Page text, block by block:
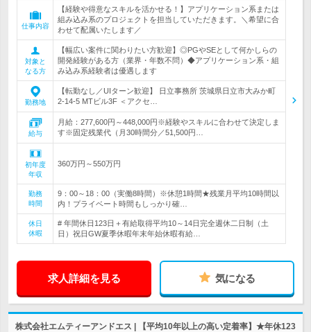
仕事内容
【経験や得意なスキルを活かせる！】アプリケーション系または
組み込み系のプロジェクトを担当していただきます。＼希望に合
わせて配属いたします／
対象と
なる方
【幅広い案件に関わりたい方歓迎】◎PGやSEとして何かしらの
開発経験がある方（業界・年数不問）◆アプリケーション系・組
み込み系経験者は優遇します
勤務地
【転勤なし／UIターン歓迎】 日立事務所 茨城県日立市大みか町
2-14-5 MTビル3F ＜アクセ…
給与
月給：277,600円～448,000円※経験やスキルに合わせて決定しま
す※固定残業代（月30時間分／51,500円…
初年度
年収
360万円～550万円
勤務
時間
9：00～18：00（実働8時間）※休憩1時間★残業月平均10時間以
内！プライベート時間もしっかり確…
休日
休暇
# 年間休日123日＋有給取得平均10～14日完全週休二日制（土
日）祝日GW夏季休暇年末年始休暇有給…
求人詳細を見る 気になる
株式会社エムティーアンドエス | 【平均10年以上の高い定着率】★年休123